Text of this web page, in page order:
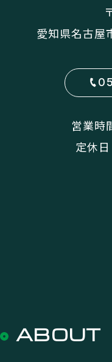
愛知県名古屋
営業時
定休
ABOUT